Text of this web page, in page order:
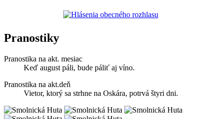
Pranostiky
Pranostika na akt. mesiac
Keď august páli, bude páliť aj víno.
Pranostika na akt.deň
Vietor, ktorý sa strhne na Oskára, potrvá štyri dni.